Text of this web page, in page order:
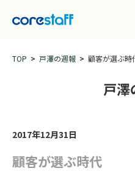
TOP 戸澤の週報 顧客が選ぶ時
戸澤
2017年12月31日
顧客が選ぶ時代